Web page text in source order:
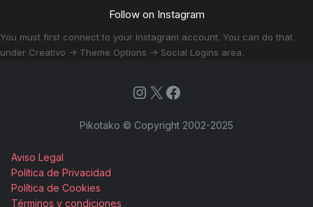
Follow on Instagram
You must first connect to your Instagram account. You can do that
under Creativo -> Theme Options -> Social Logins area.
Instagram
X Facebook
Pikotako © Copyright 2002-2025
Aviso Legal
Política de Privacidad
Política de Cookies
Términos y condiciones